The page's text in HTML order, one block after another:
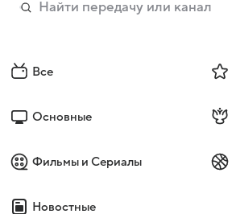
Все
Основные
Фильмы и Сериалы
Новостные